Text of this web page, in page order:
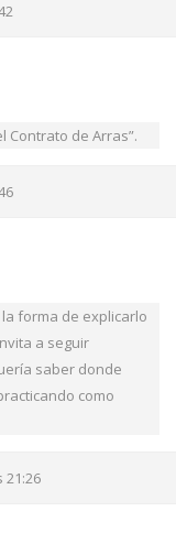
Contrato de Arras”.
forma de explicarlo
a seguir
saber donde
como
21:26